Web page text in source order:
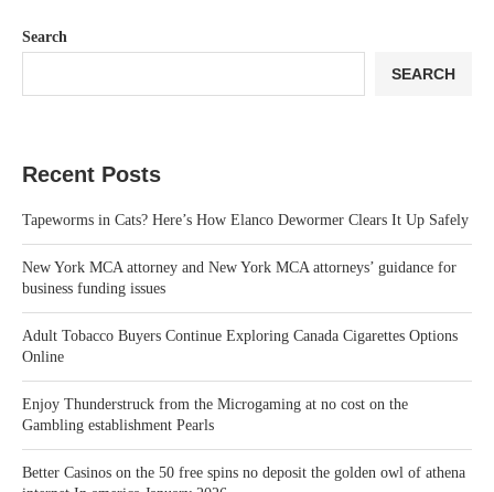
Search
SEARCH
Recent Posts
Tapeworms in Cats? Here’s How Elanco Dewormer Clears It Up Safely
New York MCA attorney and New York MCA attorneys’ guidance for
business funding issues
Adult Tobacco Buyers Continue Exploring Canada Cigarettes Options
Online
Enjoy Thunderstruck from the Microgaming at no cost on the
Gambling establishment Pearls
Better Casinos on the 50 free spins no deposit the golden owl of athena